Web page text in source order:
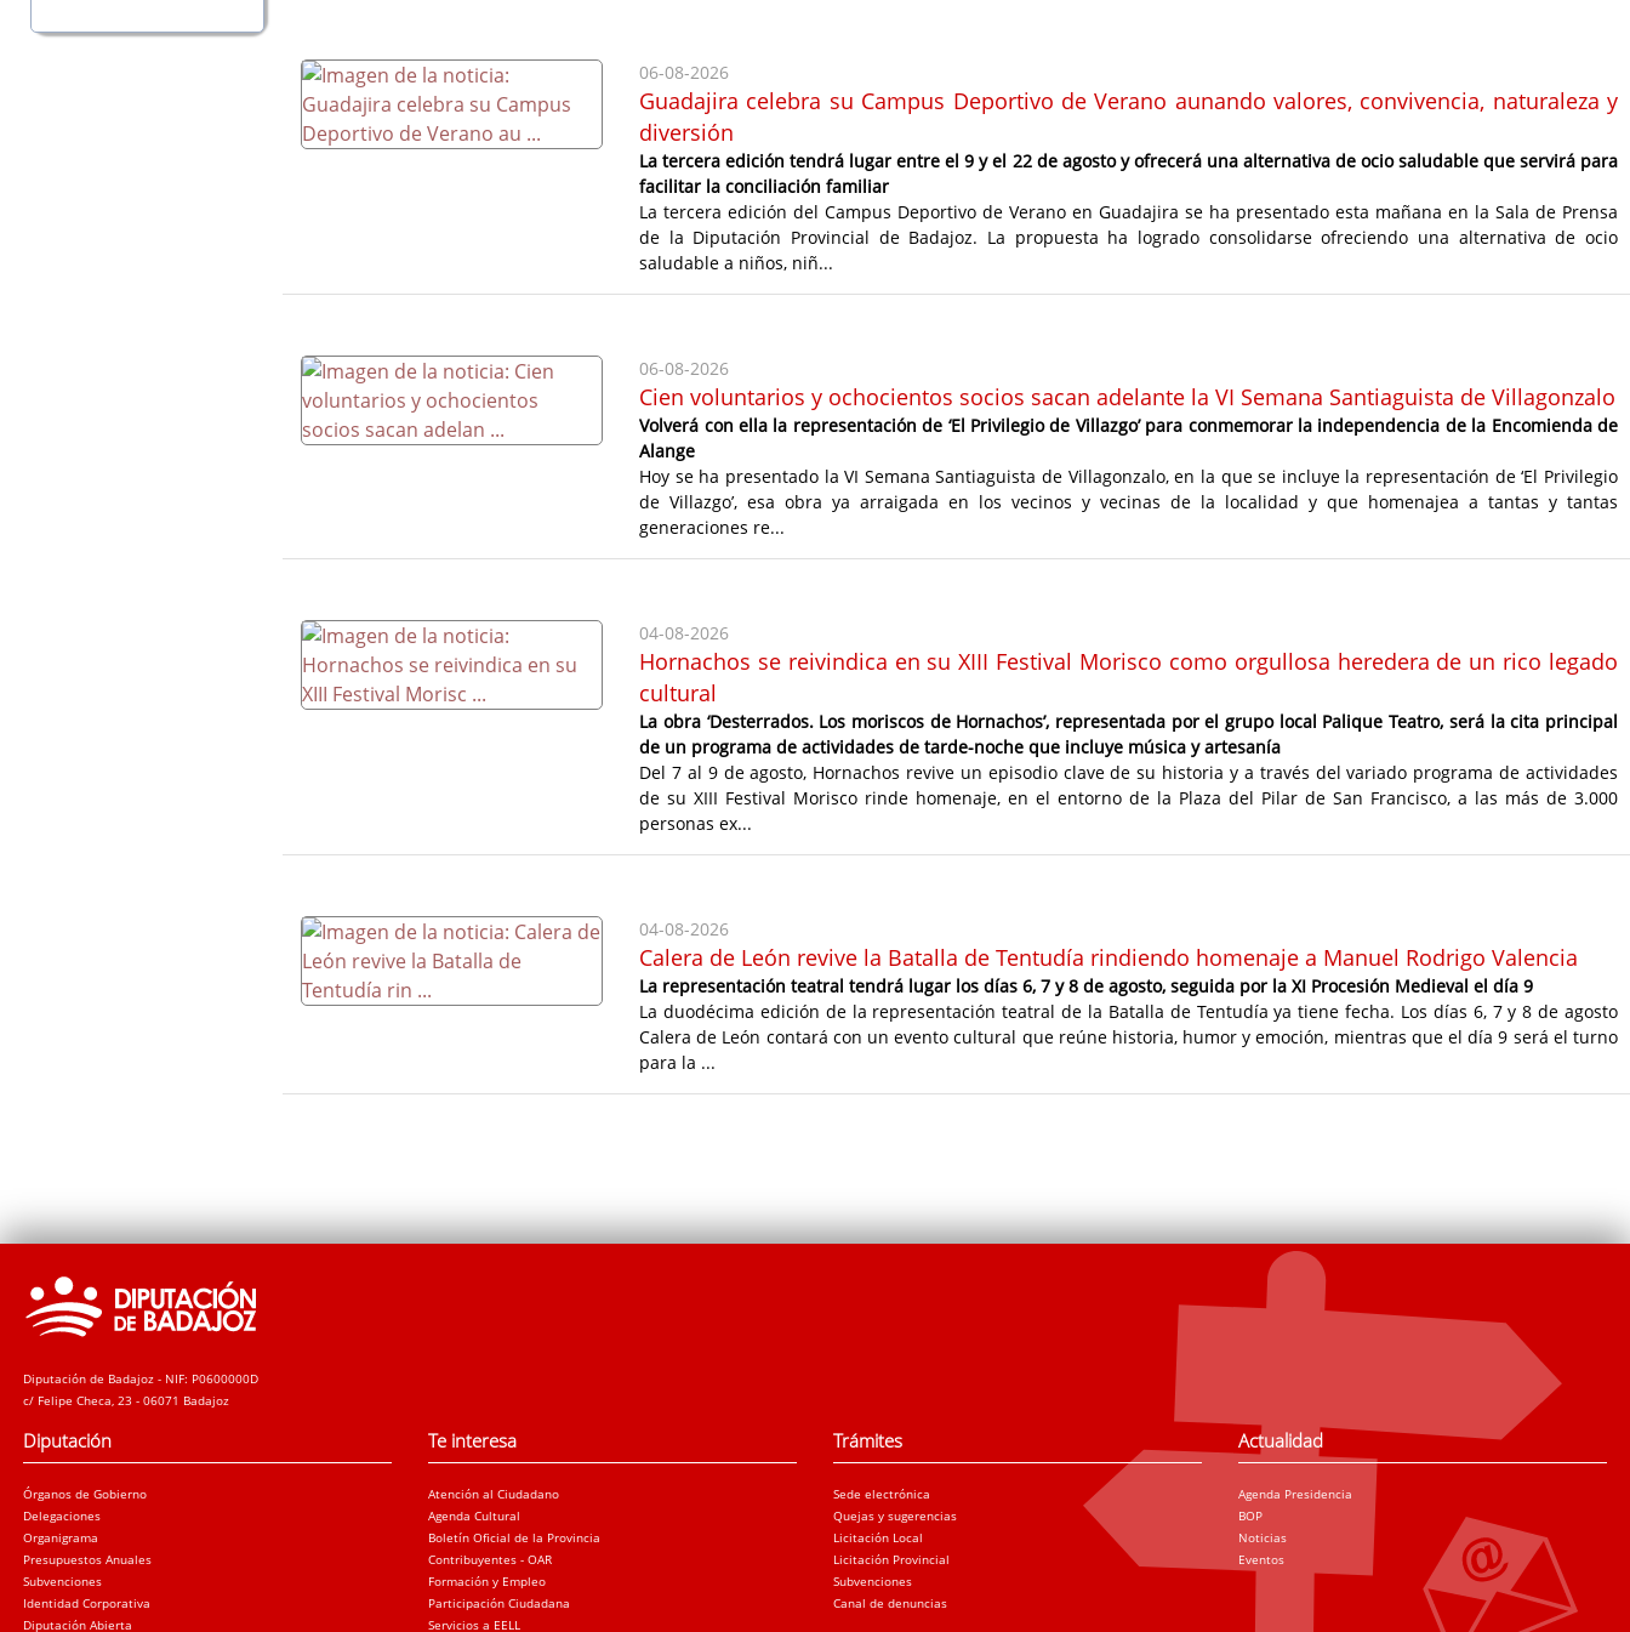
06-08-2026
Guadajira celebra su Campus Deportivo de Verano aunando valores, convivencia, naturaleza y
diversión
La tercera edición tendrá lugar entre el 9 y el 22 de agosto y ofrecerá una alternativa de ocio saludable que servirá para
facilitar la conciliación familiar
La tercera edición del Campus Deportivo de Verano en Guadajira se ha presentado esta mañana en la Sala de Prensa
de la Diputación Provincial de Badajoz. La propuesta ha logrado consolidarse ofreciendo una alternativa de ocio
saludable a niños, niñ...
06-08-2026
Cien voluntarios y ochocientos socios sacan adelante la VI Semana Santiaguista de Villagonzalo
Volverá con ella la representación de ‘El Privilegio de Villazgo’ para conmemorar la independencia de la Encomienda de
Alange
Hoy se ha presentado la VI Semana Santiaguista de Villagonzalo, en la que se incluye la representación de ‘El Privilegio
de Villazgo’, esa obra ya arraigada en los vecinos y vecinas de la localidad y que homenajea a tantas y tantas
generaciones re...
04-08-2026
Hornachos se reivindica en su XIII Festival Morisco como orgullosa heredera de un rico legado
cultural
La obra ‘Desterrados. Los moriscos de Hornachos’, representada por el grupo local Palique Teatro, será la cita principal
de un programa de actividades de tarde-noche que incluye música y artesanía
Del 7 al 9 de agosto, Hornachos revive un episodio clave de su historia y a través del variado programa de actividades
de su XIII Festival Morisco rinde homenaje, en el entorno de la Plaza del Pilar de San Francisco, a las más de 3.000
personas ex...
04-08-2026
Calera de León revive la Batalla de Tentudía rindiendo homenaje a Manuel Rodrigo Valencia
La representación teatral tendrá lugar los días 6, 7 y 8 de agosto, seguida por la XI Procesión Medieval el día 9
La duodécima edición de la representación teatral de la Batalla de Tentudía ya tiene fecha. Los días 6, 7 y 8 de agosto
Calera de León contará con un evento cultural que reúne historia, humor y emoción, mientras que el día 9 será el turno
para la ...
Diputación de Badajoz - NIF: P0600000D
c/ Felipe Checa, 23 - 06071 Badajoz
Diputación
Órganos de Gobierno
Delegaciones
Organigrama
Presupuestos Anuales
Subvenciones
Identidad Corporativa
Diputación Abierta
Te interesa
Atención al Ciudadano
Agenda Cultural
Boletín Oficial de la Provincia
Contribuyentes - OAR
Formación y Empleo
Participación Ciudadana
Servicios a EELL
Trámites
Sede electrónica
Quejas y sugerencias
Licitación Local
Licitación Provincial
Subvenciones
Canal de denuncias
Actualidad
Agenda Presidencia
BOP
Noticias
Eventos